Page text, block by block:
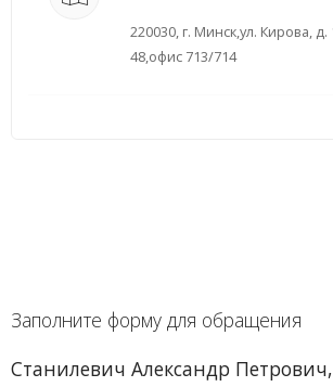
220030, г. Минск,ул. Кирова, д.
48,офис 713/714
Заполните форму для обращения
Станилевич Александр